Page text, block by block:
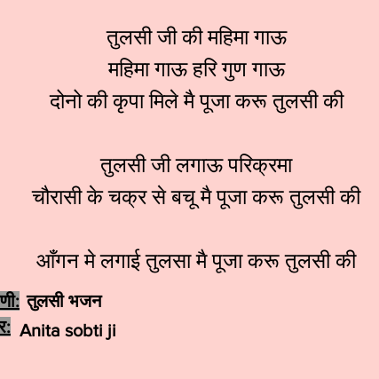
तुलसी जी की महिमा गाऊ
महिमा गाऊ हरि गुण गाऊ
दोनो की कृपा मिले मै पूजा करू तुलसी की
तुलसी जी लगाऊ परिक्रमा
चौरासी के चक्र से बचू मै पूजा करू तुलसी की
आँगन मे लगाई तुलसा मै पूजा करू तुलसी की
तुलसी भजन
Anita sobti ji